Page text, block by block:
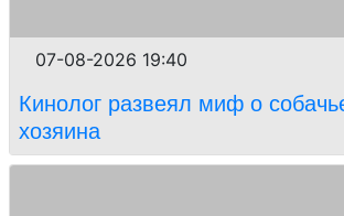
07-08-2026 19:40
Кинолог развеял миф о
хозяина